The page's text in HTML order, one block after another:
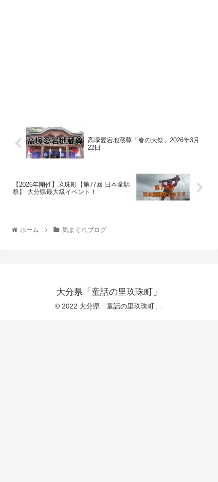
高塚愛宕地蔵尊「春の大祭」2026年3月
22日
【2026年開催】玖珠町【第77回 日本童話
祭】 大分県最大級イベント！
ホーム 気まぐれブログ
大分県「童話の里玖珠町」
© 2022 大分県「童話の里玖珠町」.